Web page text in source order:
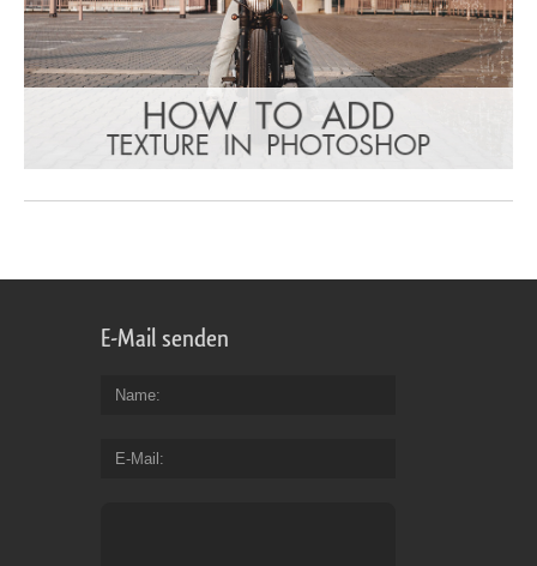
E-Mail senden
Name
E-Mail